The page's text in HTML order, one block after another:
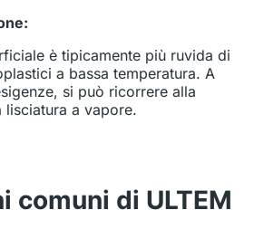
è tipicamente più ruvida di
a bassa temperatura. A
si può ricorrere alla
lisciatura a vapore.
comuni di ULTEM